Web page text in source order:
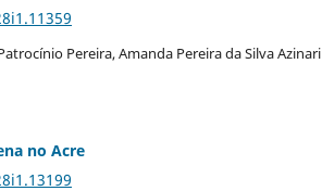
Pereira, Amanda Pereira da Silva Azinari
no Acre